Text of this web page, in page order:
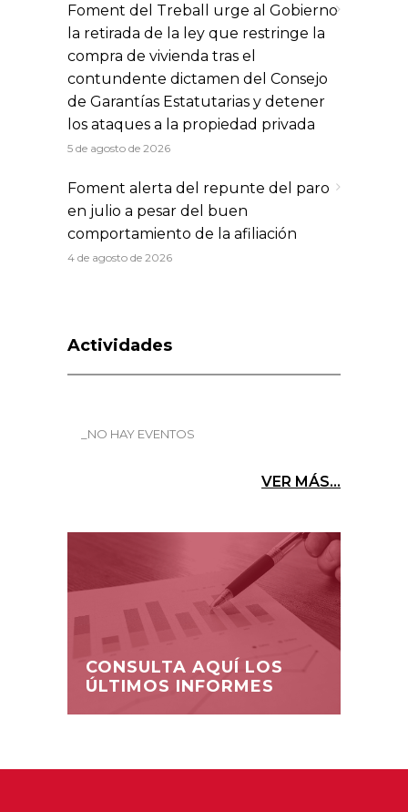
Foment del Treball urge al Gobierno
la retirada de la ley que restringe la
compra de vivienda tras el
contundente dictamen del Consejo
de Garantías Estatutarias y detener
los ataques a la propiedad privada
5 de agosto de 2026
Foment alerta del repunte del paro
en julio a pesar del buen
comportamiento de la afiliación
4 de agosto de 2026
Actividades
_NO HAY EVENTOS
VER MÁS...
CONSULTA AQUÍ LOS
ÚLTIMOS INFORMES